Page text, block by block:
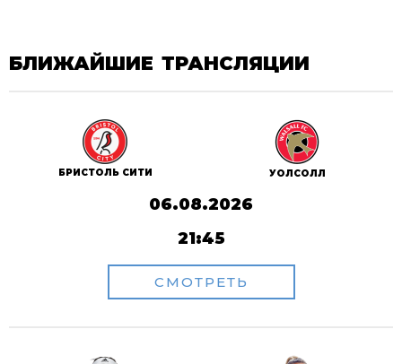
БЛИЖАЙШИЕ ТРАНСЛЯЦИИ
БРИСТОЛЬ СИТИ УОЛСОЛЛ
06.08.2026
21:45
СМОТРЕТЬ